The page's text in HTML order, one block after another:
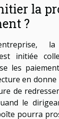
la
?
initiée
les
en donne
de
le
pourra